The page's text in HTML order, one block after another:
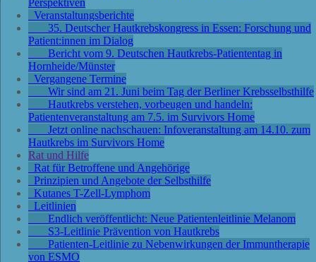
Perspektiven
Veranstaltungsberichte
35. Deutscher Hautkrebskongress in Essen: Forschung und
Patient:innen im Dialog
Bericht vom 9. Deutschen Hautkrebs-Patiententag in
Hornheide/Münster
Vergangene Termine
Wir sind am 21. Juni beim Tag der Berliner Krebsselbsthilfe
Hautkrebs verstehen, vorbeugen und handeln:
Patientenveranstaltung am 7.5. im Survivors Home
Jetzt online nachschauen: Infoveranstaltung am 14.10. zum
Hautkrebs im Survivors Home
Rat und Hilfe
Rat für Betroffene und Angehörige
Prinzipien und Angebote der Selbsthilfe
Kutanes T-Zell-Lymphom
Leitlinien
Endlich veröffentlicht: Neue Patientenleitlinie Melanom
S3-Leitlinie Prävention von Hautkrebs
Patienten-Leitlinie zu Nebenwirkungen der Immuntherapie
von ESMO